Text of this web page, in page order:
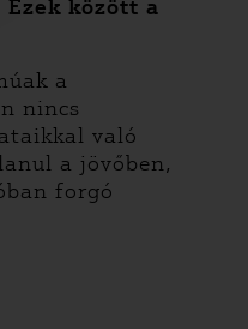
között a
a
nincs
való
a jövőben,
forgó